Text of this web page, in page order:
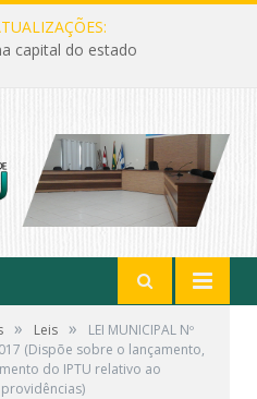
capital do estado
» Leis »
LEI MUNICIPAL Nº
(Dispõe sobre o lançamento,
do IPTU relativo ao